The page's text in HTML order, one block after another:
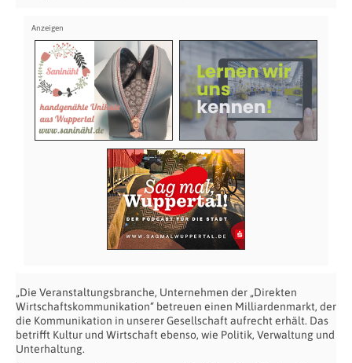
„Die Veranstaltungsbranche, Unternehmen der „Direkten
Wirtschaftskommunikation“ betreuen einen Milliardenmarkt, der
die Kommunikation in unserer Gesellschaft aufrecht erhält. Das
betrifft Kultur und Wirtschaft ebenso, wie Politik, Verwaltung und
Unterhaltung.